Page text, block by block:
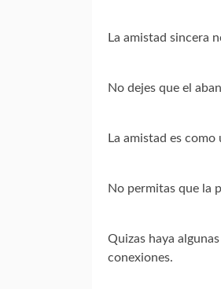
La amistad sincera
No dejes que el
La amistad es
No permitas que la
Quizas haya
conexiones.